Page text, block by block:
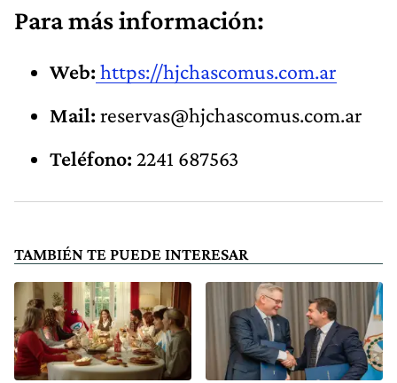
Para más información:
Web: https://hjchascomus.com.ar
Mail: reservas@hjchascomus.com.ar
Teléfono: 2241 687563
TAMBIÉN TE PUEDE INTERESAR